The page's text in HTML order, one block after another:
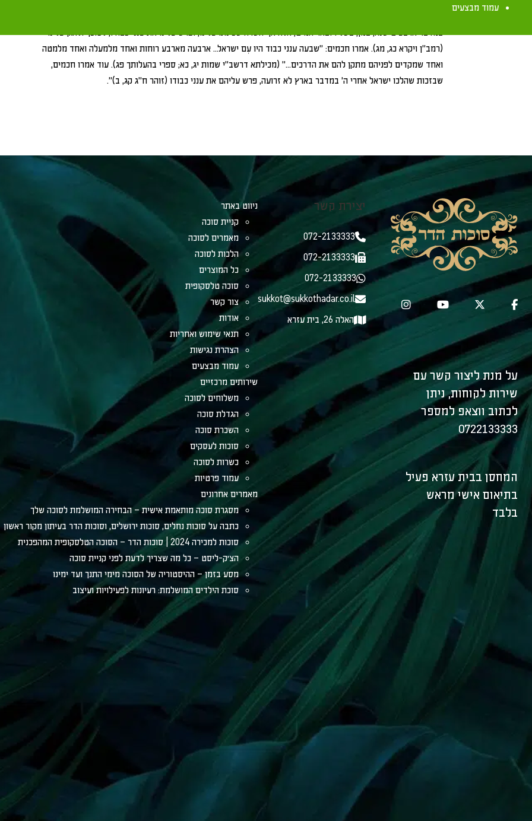
עמוד מבצעים
במדבר ארבעים שנה, במן, בשליו ובאר המים, אלא אף השרה שכינתו עלינו, ופרש עלינו את ענני כבודו, לסוכך ולהגן עלינו
(רמב"ן ויקרא כג, מג). אמרו חכמים: "שבעה ענני כבוד היו עִם ישראל… ארבעה מארבע רוחות ואחד מלמעלה ואחד מלמטה
ואחד שמקדים לפניהם מתקן להם את הדרכים…" (מכילתא דרשב"י שמות יג, כא; ספרי בהעלותך פג). עוד אמרו חכמים,
שבזכות שהלכו ישראל אחרי ה' במדבר בארץ לא זרועה, פרש עליהם את ענני כבודו (זוהר ח"ג קג, ב)".
על מנת ליצור קשר עם
שירות לקוחות, ניתן
לכתוב ווצאפ למספר
0722133333
המחסן בבית עזרא פעיל
בתיאום אישי מראש
בלבד
יצירת קשר
072-2133333
072-2133333
072-2133333
sukkot@sukkothadar.co.il
האלה 26, בית עזרא
ניווט באתר
קניית סוכה
מאמרים לסוכה
הלכות לסוכה
כל המוצרים
סוכה טלסקופית
צור קשר
אודות
תנאי שימוש ואחריות
הצהרת נגישות
עמוד מבצעים
שירותים מרכזיים
משלוחים לסוכה
הגדלת סוכה
השכרת סוכה
סוכות לעסקים
כשרות לסוכה
עמוד פרטיות
מאמרים אחרונים
מסגרת סוכה מותאמת אישית – הבחירה המושלמת לסוכה שלך
כתבה על סוכות נחלים, סוכות ירושלים, וסוכות הדר בעיתון מקור ראשון
סוכות למכירה 2024 | סוכות הדר – הסוכה הטלסקופית המהפכנית
הצ׳ק-ליסט – כל מה שצריך לדעת לפני קניית סוכה
מסע בזמן – ההיסטוריה של הסוכה מימי התנך ועד ימינו
סוכת הילדים המושלמת: רעיונות לפעילויות ועיצוב